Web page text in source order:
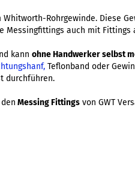
Rohrgewinde. Diese
Messingfittings auch mit
kann ohne Handwerker selbst
Teflonband oder
durchführen.
Messing Fittings von GWT